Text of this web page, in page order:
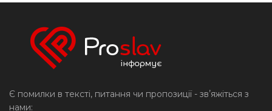
Є помилки в тексті, питання чи пропозиції - звʼяжіться з
нами: